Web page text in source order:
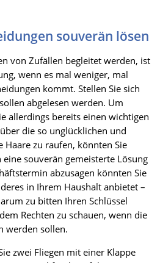
souverän lösen
von Zufällen begleitet werden, ist
wenn es mal weniger, mal
kommt. Stellen Sie sich
abgelesen werden. Um
allerdings bereits einen wichtigen
die so unglücklichen und
Haare zu raufen, könnten Sie
souverän gemeisterte Lösung
abzusagen könnten Sie
in Ihrem Haushalt anbietet –
zu bitten Ihren Schlüssel
Rechten zu schauen, wenn die
werden sollen.
zwei Fliegen mit einer Klappe